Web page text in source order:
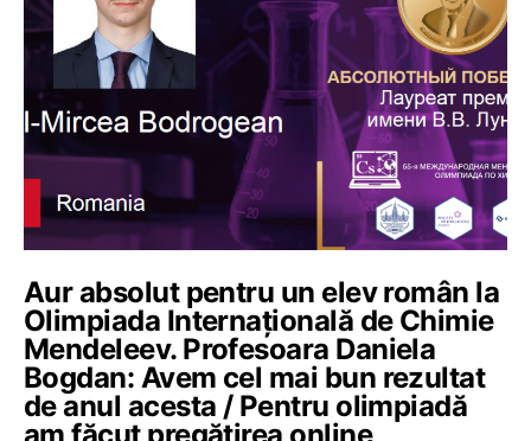
Aur absolut pentru un elev român la
Olimpiada Internațională de Chimie
Mendeleev. Profesoara Daniela
Bogdan: Avem cel mai bun rezultat
de anul acesta / Pentru olimpiadă